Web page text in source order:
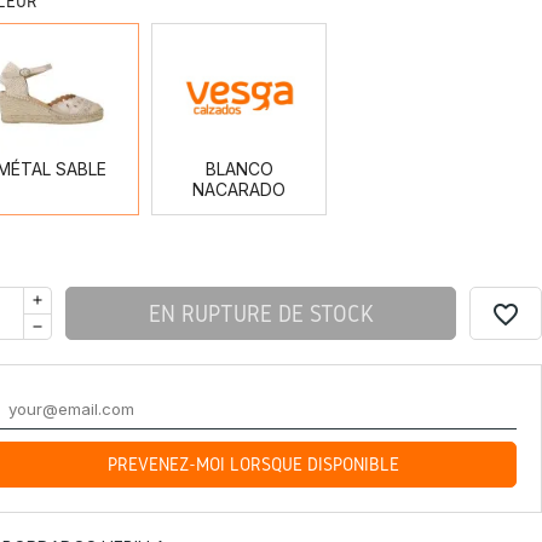
SABLE
SABLE
BLANCO
NACARADO
EN RUPTURE DE STOCK
PRÉVENEZ-MOI LORSQUE DISPONIBLE
favorite_border